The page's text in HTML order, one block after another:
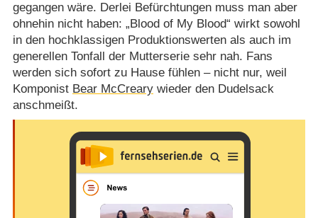
gegangen wäre. Derlei Befürchtungen muss man aber
ohnehin nicht haben: „Blood of My Blood“ wirkt sowohl
in den hochklassigen Produktionswerten als auch im
generellen Tonfall der Mutterserie sehr nah. Fans
werden sich sofort zu Hause fühlen – nicht nur, weil
Komponist Bear McCrearywieder den Dudelsack
anschmeißt.